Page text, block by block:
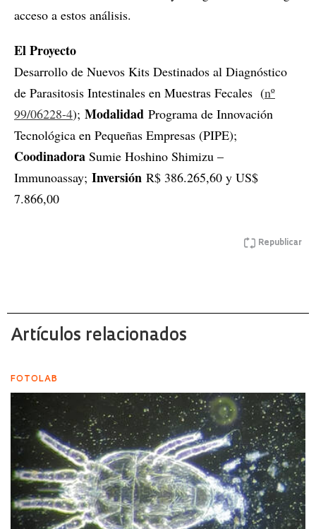
acceso a estos análisis.
El Proyecto
Desarrollo de Nuevos Kits Destinados al Diagnóstico
de Parasitosis Intestinales en Muestras Fecales (nº
99/06228-4); Modalidad Programa de Innovación
Tecnológica en Pequeñas Empresas (PIPE);
Coodinadora Sumie Hoshino Shimizu –
Immunoassay; Inversión R$ 386.265,60 y US$
7.866,00
Republicar